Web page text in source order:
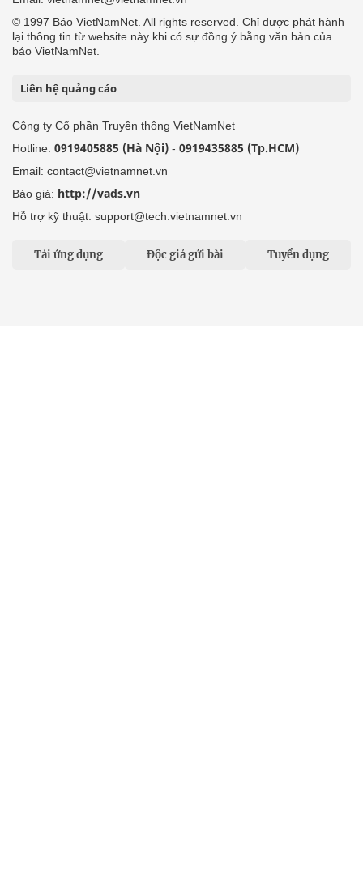
© 1997 Báo VietNamNet. All rights reserved. Chỉ được phát hành
lại thông tin từ website này khi có sự đồng ý bằng văn bản của
báo VietNamNet.
Liên hệ quảng cáo
Công ty Cổ phần Truyền thông VietNamNet
Hotline: 0919405885 (Hà Nội) - 0919435885 (Tp.HCM)
Email: contact@vietnamnet.vn
Báo giá: http://vads.vn
Hỗ trợ kỹ thuật: support@tech.vietnamnet.vn
Tải ứng dụng Độc giả gửi bài Tuyển dụng